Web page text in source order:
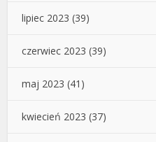
lipiec 2023 (39)
czerwiec 2023 (39)
maj 2023 (41)
kwiecień 2023 (37)